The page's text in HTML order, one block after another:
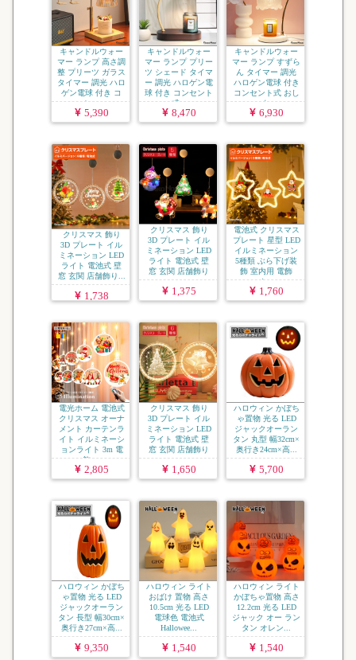
キャンドルウォー
マー ランプ 高さ調
整 プリーツ ガラス
タイマー 調光 ハロ
ゲン電球 付き コ
ン...
5,390
キャンドルウォー
マー ランプ プリー
ツ シェード タイマ
ー 調光 ハロゲン電
球 付き コンセント
式...
8,470
キャンドルウォー
マー ランプ すずら
ん タイマー 調光
ハロゲン電球 付き
コンセント式 おし
ゃれ...
6,930
クリスマス 飾り
3D プレート イル
ミネーション LED
ライト 電池式 壁
窓 玄関 店舗飾り...
1,738
クリスマス 飾り
3D プレート イル
ミネーション LED
ライト 電池式 壁
窓 玄関 店舗飾り
...
1,375
電池式 クリスマス
プレート 星型 LED
イルミネーション
5種類 ぶら下げ装
飾 室内用 電飾
ク...
1,760
電光ホーム 電池式
クリスマス オーナ
メント カーテンラ
イト イルミネーシ
ョンライト 3m 電
飾 ...
2,805
クリスマス 飾り
3D プレート イル
ミネーション LED
ライト 電池式 壁
窓 玄関 店舗飾り
...
1,650
ハロウィン かぼち
ゃ置物 光る LED
ジャックオーラン
タン 丸型 幅32cm×
奥行き24cm×高...
5,700
ハロウィン かぼち
ゃ置物 光る LED
ジャックオーラン
タン 長型 幅30cm×
奥行き27cm×高...
9,350
ハロウィン ライト
おばけ 置物 高さ
10.5cm 光る LED
電球色 電池式
Hallowee...
1,540
ハロウィン ライト
かぼちゃ置物 高さ
12.2cm 光る LED
ジャック オー ラン
タン オレン...
1,540